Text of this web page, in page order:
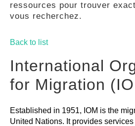
COMMUNAUTÉ
ressources pour trouver
vous recherchez.
Back to list
International
for Migration
Established in 1951, IOM is the
United Nations. It provides